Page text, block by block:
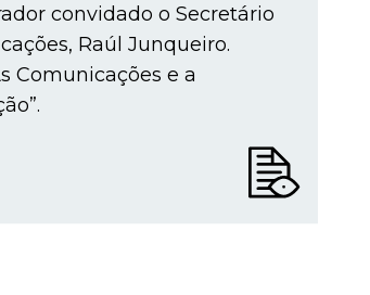
convidado o Secretário
Raúl Junqueiro.
Comunicações e a